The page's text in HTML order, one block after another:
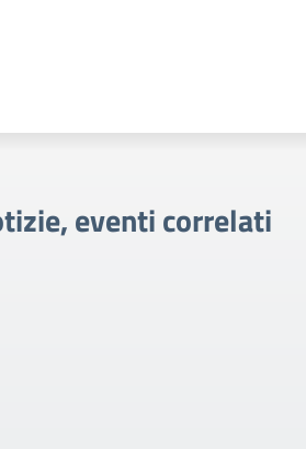
eventi correlati